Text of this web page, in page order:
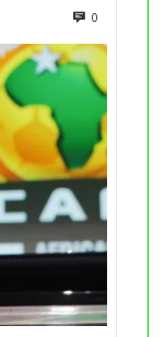
0